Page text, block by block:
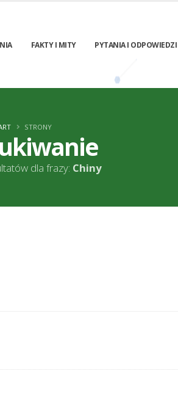
FAKTY I MITY PYTANIA I ODPOWIEDZI
dla frazy: Chiny
STRONY